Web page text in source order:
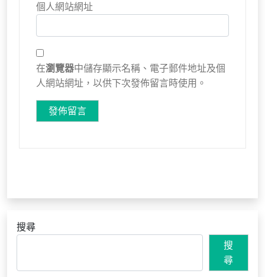
個人網站網址
在瀏覽器中儲存顯示名稱、電子郵件地址及個
人網站網址，以供下次發佈留言時使用。
搜尋
搜
尋